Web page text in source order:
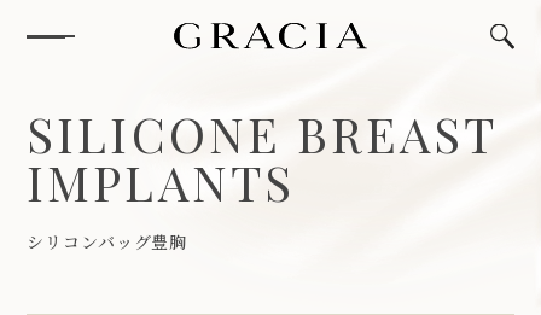
SILICONE BREAST
IMPLANTS
シ リ コ ンバ ッ グ豊胸